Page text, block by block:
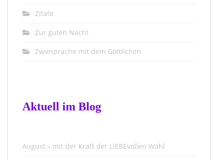
Zitate
Zur guten Nacht
Zwiesprache mit dem Göttlichen
Aktuell im Blog
August – mit der Kraft der LIEBEvollen Wahl